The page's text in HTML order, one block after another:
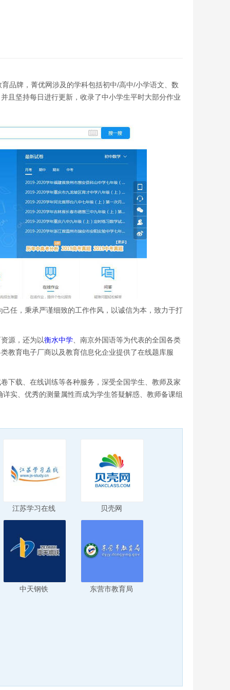
品牌，菁优网涉及的学科包括初中/高中/小学语文、数
且坚持每日进行更新，收录了中小学生平时大部分作业
任，秉承严谨细致的工作作风，以诚信为本，致力于打
源，还为以衡水中学 、南京外国语等为代表的全国各类
教育电子厂商以及教育信息化企业提供了在线题库服
下载、在线训练等各种服务，深受全国学生、教师及家
实、优秀的测量属性而成为学生答疑解惑、教师备课组
江苏学习在线 贝壳网
中天钢铁 东营市教育局